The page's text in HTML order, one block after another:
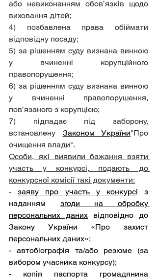
або невиконанням обов’язків щодо
виховання дітей;
4) позбавлена права обіймати
відповідну посаду;
5) за рішенням суду визнана винною
у вчиненні корупційного
правопорушення;
6) за рішенням суду визнана винною
у вчиненні правопорушення,
пов’язаного з корупцією;
7) підпадає під заборону,
встановлену Законом України"Про
очищення влади".
Особи, які виявили бажання взяти
участь у конкурсі, подають до
конкурсної комісії такі документи:
- заяву про участь у конкурсі з
наданням згоди на обробку
персональних даних відповідно до
Закону України «Про захист
персональних даних»;
- автобіографія та/або резюме (за
вибором учасника конкурсу);
- копія паспорта громадянина